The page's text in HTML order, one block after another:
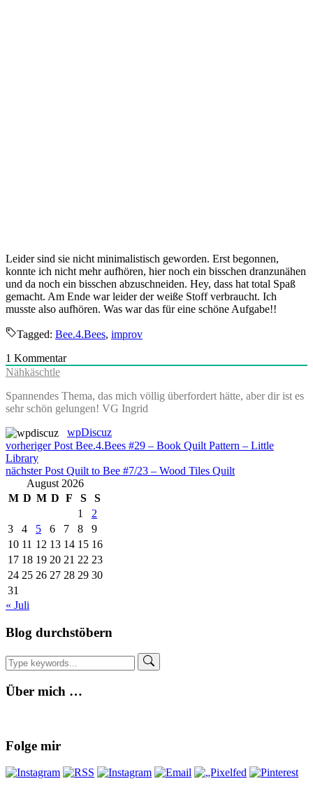
Leider sind sie nicht minimalistisch geworden. Erst begonnen,
konnte ich nicht mehr aufhören, hier noch ein bisschen dranzunähen
und da noch ein bisschen abzuschneiden. Hey, dass hat total Spaß
gemacht. Am Ende war leider der weiße Stoff verbraucht. Ich
musste also aufhören. Was war das für eine schöne Aufgabe!!
Tagged: Bee.4.Bees, improv
1 Kommentar
Nähkäschtle
Spannendes Thema, das mich völlig überfordert hätte, aber dir ist es
sehr schön gelungen! VG Ingrid
wpDiscuz
Beitragsnavigation
vorheriger Post Bee.4.Bees #29 – Book Quilt Pattern – Little
Library
nächster Post Quilt to Bee #7/23 – Wood Tiles Quilt
August 2026
M D M D F S
S
1
2
3
4 5 6 7 8
9
10 11 12 13 14 15 16
17 18 19 20 21 22 23
24 25 26 27 28 29 30
31
« Juli
Blog durchstöbern
Über mich …
Folge mir